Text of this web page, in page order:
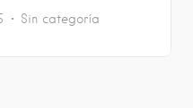
Sin categoría